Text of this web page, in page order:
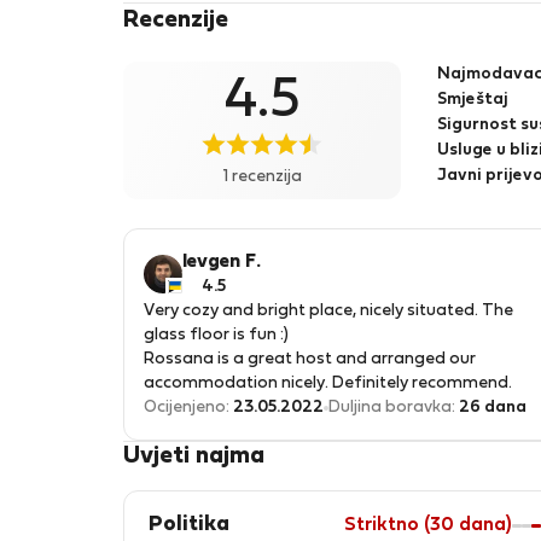
maximum sympathy and care is my priority.
Recenzije
4.5
1 recenzija
Najmodavac
Smještaj
Sigurnost
Usluge u
Javni
Ievgen F.
4.5
Very cozy and bright place, nicely situated. The
glass floor is fun :)
Rossana is a great host and arranged our
accommodation nicely. Definitely recommend.
Ocijenjeno: 23.05.2022 Duljina boravka: 26 dana
Uvjeti najma
Politika
Striktno (30 dana)